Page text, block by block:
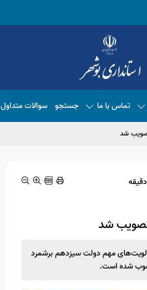
تماس با ما جستجو سوالات متداول
مهم دولت سیزدهم برشمرد